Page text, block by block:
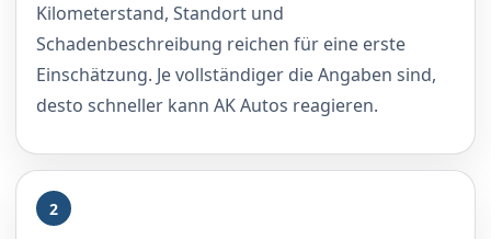
Kilometerstand, Standort und
Schadenbeschreibung reichen für eine erste
Einschätzung. Je vollständiger die Angaben sind,
desto schneller kann AK Autos reagieren.
2